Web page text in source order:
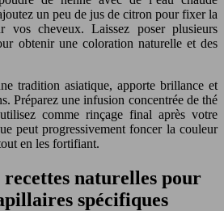
un peu de jus de citron pour fixer la
vos cheveux. Laissez poser plusieurs
obtenir une coloration naturelle et des
tradition asiatique, apporte brillance et
Préparez une infusion concentrée de thé
comme rinçage final après votre
peut progressivement foncer la couleur
en les fortifiant.
recettes naturelles pour
spécifiques